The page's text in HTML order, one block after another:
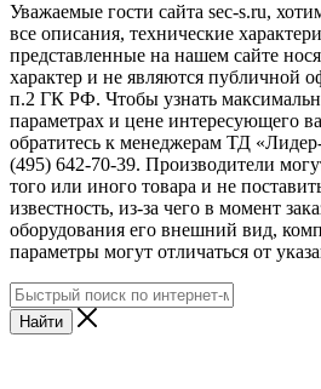
Уважаемые гости сайта sec-s.ru,
все описания, технические
представленные на нашем сайте
характер и не являются публичной
п.2 ГК РФ. Чтобы узнать
параметрах и цене интересующего
обратитесь к менеджерам ТД
(495) 642-70-39. Производители
того или иного товара и не
известность, из-за чего в момент
оборудования его внешний вид,
параметры могут отличаться от
Найти